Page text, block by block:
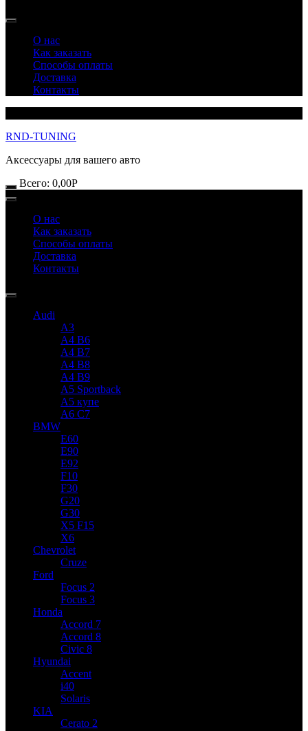
О нас
Как заказать
Способы оплаты
Доставка
Контакты
RND-TUNING
Аксессуары для вашего авто
Всего: 0,00Р
О нас
Как заказать
Способы оплаты
Доставка
Контакты
Audi
A3
A4 B6
A4 B7
A4 B8
A4 B9
A5 Sportback
A5 купе
A6 C7
BMW
E60
E90
E92
F10
F30
G20
G30
X5 F15
X6
Chevrolet
Cruze
Ford
Focus 2
Focus 3
Honda
Accord 7
Accord 8
Civic 8
Hyundai
Accent
i40
Solaris
KIA
Cerato 2